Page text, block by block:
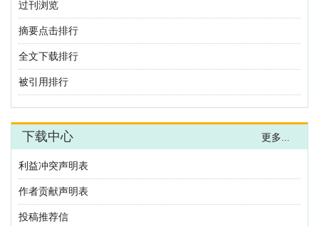
利益冲突声明表
作者贡献声明表
投稿推荐信